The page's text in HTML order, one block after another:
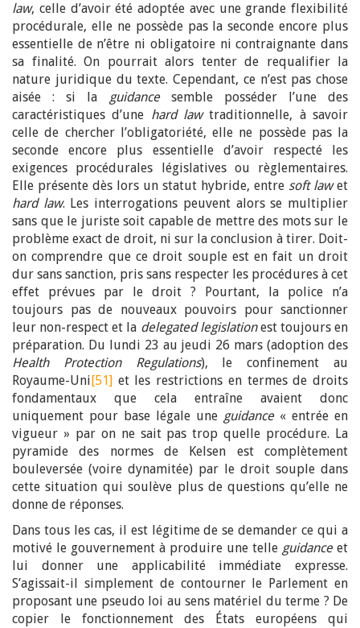
law, celle d’avoir été adoptée avec une grande flexibilité
procédurale, elle ne possède pas la seconde encore plus
essentielle de n’être ni obligatoire ni contraignante dans
sa finalité. On pourrait alors tenter de requalifier la
nature juridique du texte. Cependant, ce n’est pas chose
aisée : si la guidancesemble posséder l’une des
caractéristiques d’une hard lawtraditionnelle, à savoir
celle de chercher l’obligatoriété, elle ne possède pas la
seconde encore plus essentielle d’avoir respecté les
exigences procédurales législatives ou règlementaires.
Elle présente dès lors un statut hybride, entre soft lawet
hard law. Les interrogations peuvent alors se multiplier
sans que le juriste soit capable de mettre des mots sur le
problème exact de droit, ni sur la conclusion à tirer. Doit-
on comprendre que ce droit souple est en fait un droit
dur sans sanction, pris sans respecter les procédures à cet
effet prévues par le droit ? Pourtant, la police n’a
toujours pas de nouveaux pouvoirs pour sanctionner
leur non-respect et la delegated legislationest toujours en
préparation. Du lundi 23 au jeudi 26 mars (adoption des
Health Protection Regulations), le confinement au
Royaume-Uni [51] et les restrictions en termes de droits
fondamentaux que cela entraîne avaient donc
uniquement pour base légale une guidance« entrée en
vigueur » par on ne sait pas trop quelle procédure. La
pyramide des normes de Kelsen est complètement
bouleversée (voire dynamitée) par le droit souple dans
cette situation qui soulève plus de questions qu’elle ne
donne de réponses.
Dans tous les cas, il est légitime de se demander ce qui a
motivé le gouvernement à produire une telle guidanceet
lui donner une applicabilité immédiate expresse.
S’agissait-il simplement de contourner le Parlement en
proposant une pseudo loi au sens matériel du terme ? De
copier le fonctionnement des États européens qui